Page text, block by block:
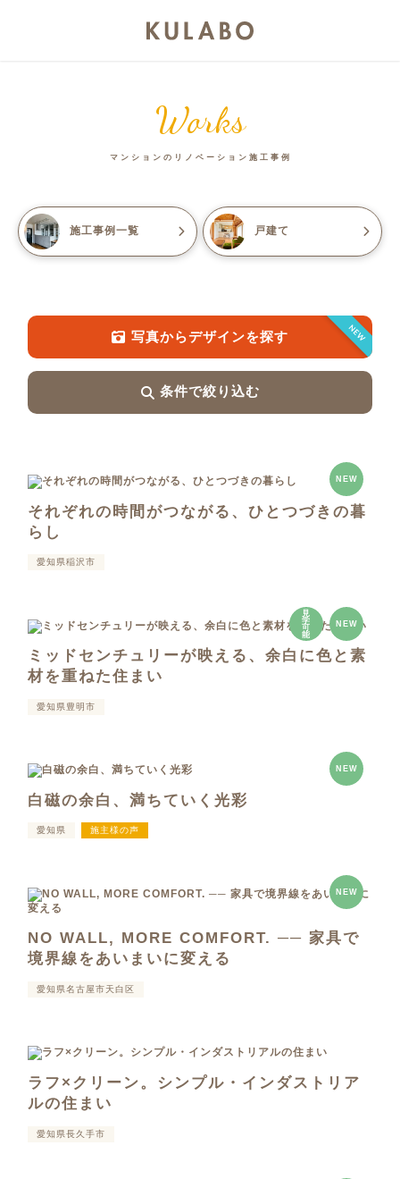
Works
マンションのリノベーション施工事例
施工事例一覧 戸建て
NEW
写真からデザインを探す
条件で絞り込む
NEW
それぞれの時間がつながる、ひとつづきの暮
らし
愛知県稲沢市
見
学
可
能
NEW
ミッドセンチュリーが映える、余白に色と素
材を重ねた住まい
愛知県豊明市
NEW
白磁の余白、満ちていく光彩
愛知県 施主様の声
NEW
NO WALL, MORE COMFORT. ── 家具で
境界線をあいまいに変える
愛知県名古屋市天白区
ラフ×クリーン。シンプル・インダストリア
ルの住まい
愛知県長久手市